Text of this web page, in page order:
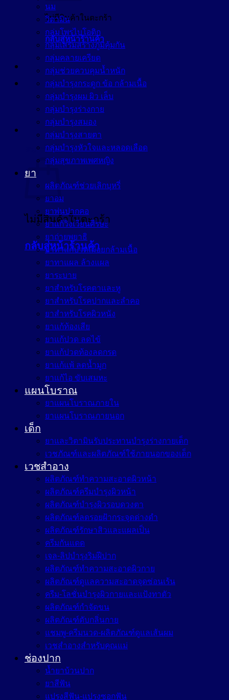
ไม่มีสินค้าในตะกร้า
กลับสู่หน้าร้านค้า
ตะกร้าสินค้า
ไม่มีสินค้าในตะกร้า
กลับสู่หน้าร้านค้า
นม
วิตามิน
กลุ่มโพรไบโอติก
กลุ่มเสริมสร้างภูมิคุ้มกัน
กลุ่มคลายเครียด
กลุ่มช่วยควบคุมน้ำหนัก
กลุ่มบำรุงกระดูก ข้อ กล้ามเนื้อ
กลุ่มบำรุงผม ผิว เล็บ
กลุ่มบำรุงร่างกาย
กลุ่มบำรุงสมอง
กลุ่มบำรุงสายตา
กลุ่มบำรุงหัวใจและหลอดเลือด
กลุ่มสุขภาพเพศหญิง
ยา
ผลิตภัณฑ์ช่วยเลิกบุหรี่
ยาอม
ยาพ่นปากคอ
ยาแก้วิงเวียนศีรษะ
ยาถ่ายพยาธิ
ยาทาแก้ปวดเมื่อยกล้ามเนื้อ
ยาทาแผล ล้างแผล
ยาระบาย
ยาสำหรับโรคตาและหู
ยาสำหรับโรคปากและลำคอ
ยาสำหรับโรคผิวหนัง
ยาแก้ท้องเสีย
ยาแก้ปวด ลดไข้
ยาแก้ปวดท้องลดกรด
ยาแก้แพ้ ลดน้ำมูก
ยาแก้ไอ ขับเสมหะ
แผนโบราณ
ยาแผนโบราณภายใน
ยาแผนโบราณภายนอก
เด็ก
ยาและวิตามินรับประทานบำรุงร่างกายเด็ก
เวชภัณฑ์และผลิตภัณฑ์ใช้ภายนอกของเด็ก
เวชสำอาง
ผลิตภัณฑ์ทำความสะอาดผิวหน้า
ผลิตภัณฑ์ครีมบำรุงผิวหน้า
ผลิตภัณฑ์บำรุงผิวรอบดวงตา
ผลิตภัณฑ์ลดรอยฝ้ากระจุดด่างดำ
ผลิตภัณฑ์รักษาสิวและแผลเป็น
ครีมกันแดด
เจล-ลิปบำรุงริมฝีปาก
ผลิตภัณฑ์ทำความสะอาดผิวกาย
ผลิตภัณฑ์ดูแลความสะอาดจุดซ่อนเร้น
ครีม-โลชั่นบำรุงผิวกายและแป้งทาตัว
ผลิตภัณฑ์กำจัดขน
ผลิตภัณฑ์ดับกลิ่นกาย
แชมพู-ครีมนวด-ผลิตภัณฑ์ดูแลเส้นผม
เวชสำอางสำหรับคุณแม่
ช่องปาก
น้ำยาบ้วนปาก
ยาสีฟัน
แปรงสีฟัน-แปรงซอกฟัน